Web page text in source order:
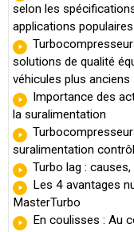
selon les
applications
solutions de qualité
véhicules plus anciens
Importance des
la suralimentation
suralimentation
Turbo lag :
Les 4 avantages
MasterTurbo
En coulisses : Au